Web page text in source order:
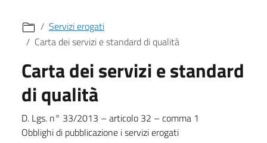
Servizi erogati
Carta dei servizi e standard di qualità
Carta dei servizi e standard
di qualità
D. Lgs. n° 33/2013 – articolo 32 – comma 1
Obblighi di pubblicazione i servizi erogati